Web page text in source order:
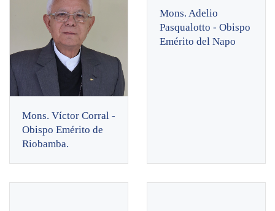
Mons. Víctor Corral -
Obispo Emérito de
Riobamba.
Mons. Adelio
Pasqualotto - Obispo
Emérito del Napo